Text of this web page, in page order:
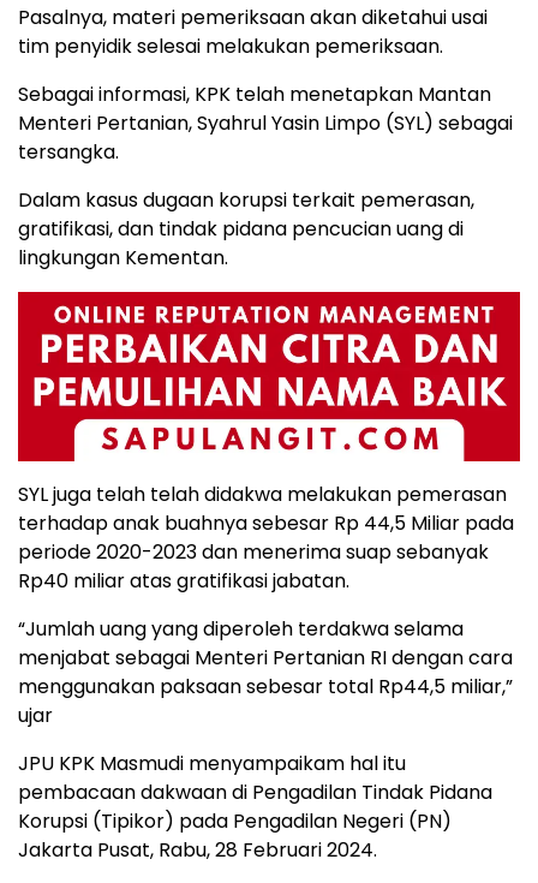
Pasalnya, materi pemeriksaan akan diketahui usai
tim penyidik selesai melakukan pemeriksaan.
Sebagai informasi, KPK telah menetapkan Mantan
Menteri Pertanian, Syahrul Yasin Limpo (SYL) sebagai
tersangka.
Dalam kasus dugaan korupsi terkait pemerasan,
gratifikasi, dan tindak pidana pencucian uang di
lingkungan Kementan.
SYL juga telah telah didakwa melakukan pemerasan
terhadap anak buahnya sebesar Rp 44,5 Miliar pada
periode 2020-2023 dan menerima suap sebanyak
Rp40 miliar atas gratifikasi jabatan.
“Jumlah uang yang diperoleh terdakwa selama
menjabat sebagai Menteri Pertanian RI dengan cara
menggunakan paksaan sebesar total Rp44,5 miliar,”
ujar
JPU KPK Masmudi menyampaikam hal itu
pembacaan dakwaan di Pengadilan Tindak Pidana
Korupsi (Tipikor) pada Pengadilan Negeri (PN)
Jakarta Pusat, Rabu, 28 Februari 2024.